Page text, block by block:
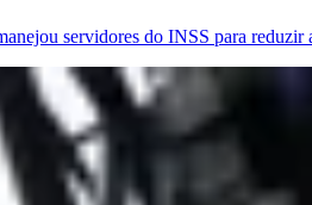
servidores do INSS para